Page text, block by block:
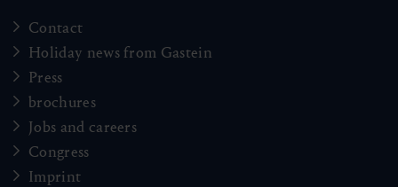
Contact
Holiday news from Gastein
Press
brochures
Jobs and careers
Congress
Imprint